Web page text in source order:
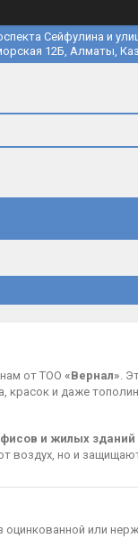
Сейфулина и
12Б, Алматы,
от ТОО «Вернал».
красок и даже
и жилых зданий
воздух, но и
оцинкованной или